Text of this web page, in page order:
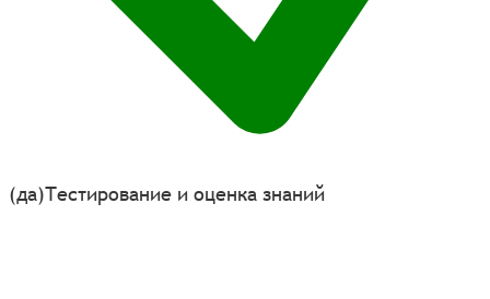
(да)Тестирование и оценка знаний